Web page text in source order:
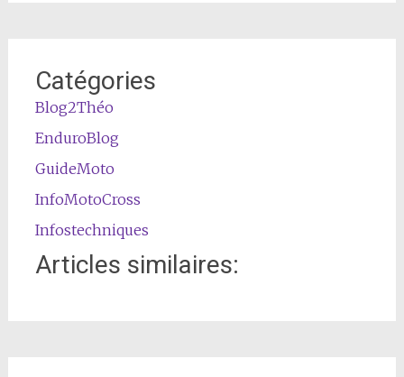
Catégories
Blog2Théo
EnduroBlog
GuideMoto
InfoMotoCross
Infostechniques
Articles similaires: